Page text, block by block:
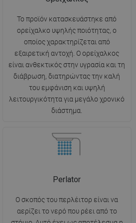
Το προϊόν κατασκευάστηκε από
ορείχαλκο υψηλής ποιότητας, ο
οποίος χαρακτηρίζεται από
εξαιρετική αντοχή. Ο ορείχαλκος
είναι ανθεκτικός στην υγρασία και τη
διάβρωση, διατηρώντας την καλή
του εμφάνιση και υψηλή
λειτουργικότητα για μεγάλο χρονικό
διάστημα.
Perlator
Ο σκοπός του περλέιτορ είναι να
αερίζει το νερό που ρέει από το